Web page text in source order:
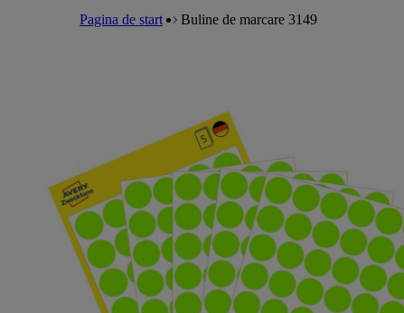
Pagina de start Buline de marcare 3149